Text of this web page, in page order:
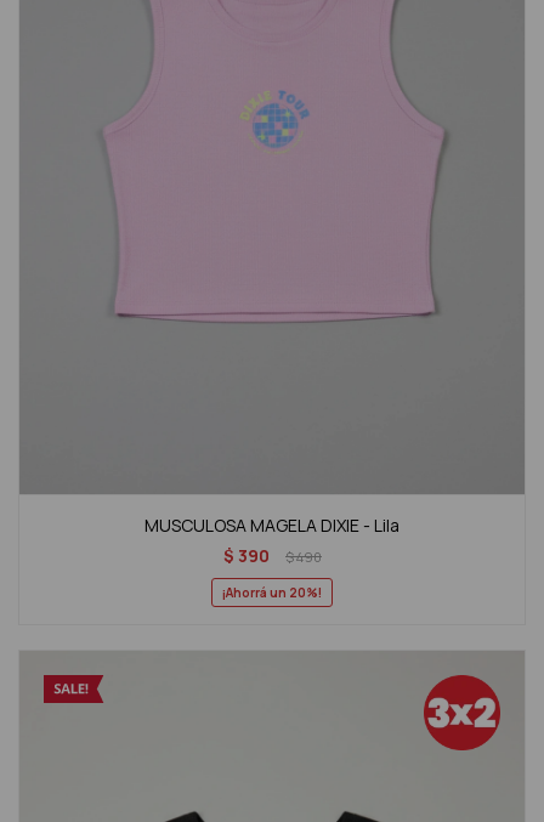
MUSCULOSA MAGELA DIXIE - Lila
$ 390 $490
20